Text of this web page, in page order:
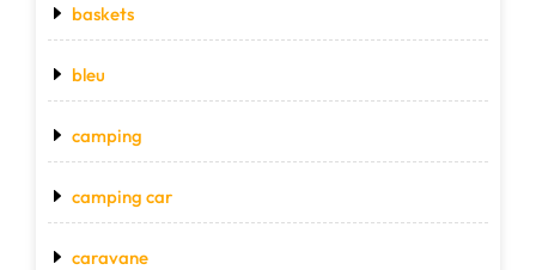
baskets
bleu
camping
camping car
caravane